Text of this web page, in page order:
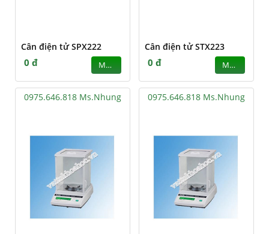
Cân điện tử SPX222
0 đ MUA
Cân điện tử STX223
0 đ MUA
0975.646.818 Ms.Nhung 0975.646.818 Ms.Nhung